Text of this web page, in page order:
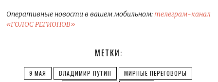
Оперативные новости в вашем мобильном:телеграм-канал
«ГОЛОС РЕГИОНОВ»
МЕТКИ:
9 МАЯ ВЛАДИМИР ПУТИН
МИРНЫЕ ПЕРЕГОВОРЫ